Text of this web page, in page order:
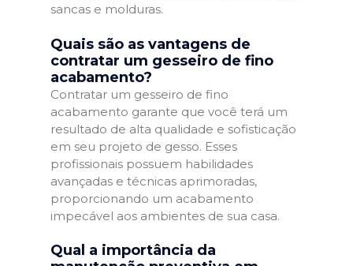
sancas e molduras.
Quais são as vantagens de
contratar um gesseiro de fino
acabamento?
Contratar um gesseiro de fino
acabamento garante que você terá um
resultado de alta qualidade e sofisticação
em seu projeto de gesso. Esses
profissionais possuem habilidades
avançadas e técnicas aprimoradas,
proporcionando um acabamento
impecável aos ambientes de sua casa.
Qual a importância da